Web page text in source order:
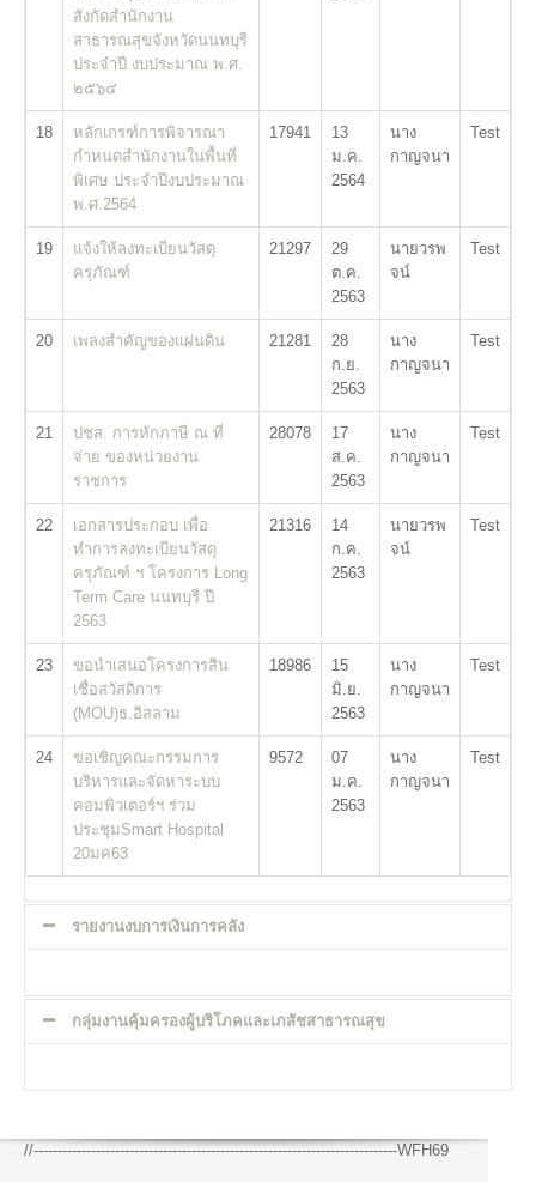
สังกัดสำนักงาน
สาธารณสุขจังหวัดนนทบุรี
ประจำปี งบประมาณ พ.ศ.
๒๕๖๔
18
หลักเกรฑ์การพิจารณา
กำหนดสำนักงานในพื้นที่
พิเศษ ประจำปีงบประมาณ
พ.ศ.2564
17941
13
ม.ค.
2564
นาง
กาญจนา
Test
19
แจ้งให้ลงทะเบียนวัสดุ
ครุภัณฑ์
21297
29
ต.ค.
2563
นายวรพ
จน์
Test
20 เพลงสำคัญของแผ่นดิน 21281
28
ก.ย.
2563
นาง
กาญจนา
Test
21
ปชส. การหักภาษี ณ ที่
จ่าย ของหน่วยงาน
ราชการ
28078
17
ส.ค.
2563
นาง
กาญจนา
Test
22
เอกสารประกอบ เพื่อ
ทำการลงทะเบียนวัสดุ
ครุภัณฑ์ ฯ โครงการ Long
Term Care นนทบุรี ปี
2563
21316
14
ก.ค.
2563
นายวรพ
จน์
Test
23
ขอนำเสนอโครงการสิน
เชื่อสวัสดิการ
(MOU)ธ.อิสลาม
18986
15
มิ.ย.
2563
นาง
กาญจนา
Test
24
ขอเชิญคณะกรรมการ
บริหารและจัดหาระบบ
คอมพิวเตอร์ฯ ร่วม
ประชุมSmart Hospital
20มค63
9572
07
ม.ค.
2563
นาง
กาญจนา
Test
รายงานงบการเงินการคลัง
กลุ่มงานคุ้มครองผู้บริโภคและเภสัชสาธารณสุข
//----------------------------------------------------------------------------WFH69